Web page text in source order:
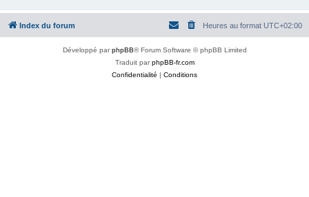
Index du forum Heures au format UTC+02:00
Développé parphpBB® Forum Software © phpBB Limited
Traduit parphpBB-fr.com
Confidentialité | Conditions